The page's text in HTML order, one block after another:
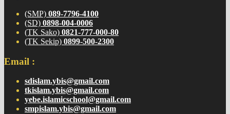
(SMP) 089-7796-4100
(SD) 0898-004-0006
(TK Sako) 0821-777-000-80
(TK Sekip) 0899-500-2300
Email :
sdislam.ybis@gmail.com
tkislam.ybis@gmail.com
yebe.islamicschool@gmail.com
smpislam.ybis@gmail.com